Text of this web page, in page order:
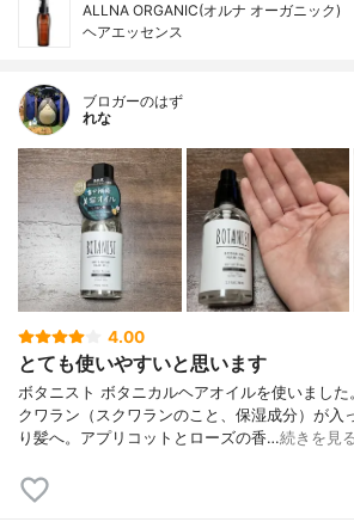
ALLNA ORGANIC(オルナ オーガニック)
ヘアエッセンス
ブロガーのはず
れな
4.00
とても使いやすいと思います
ボタニスト ボタニカルヘアオイルを使いまし
クワラン（スクワランのこと、保湿成分）が入
り髪へ。アプリコットとローズの香…続きを見